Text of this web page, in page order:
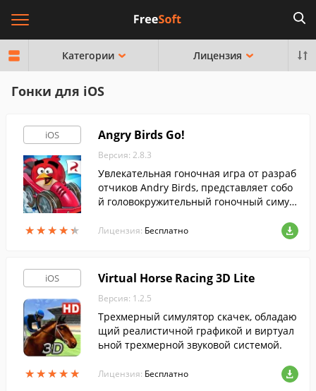
Категории Лицензия
Гонки для iOS
iOS
★★★★★
★★★★★
Angry Birds Go!
Версия: 2.8.3
Увлекательная гоночная игра от разраб
отчиков Andry Birds, представляет собо
й головокружительный гоночный симул
трехмерного мира.
Лицензия: Бесплатно
iOS
★★★★★
★★★★★
Virtual Horse Racing 3D Lite
Версия: 1.2.5
Трехмерный симулятор скачек, обладаю
щий реалистичной графикой и виртуал
ьной трехмерной звуковой системой.
Лицензия: Бесплатно